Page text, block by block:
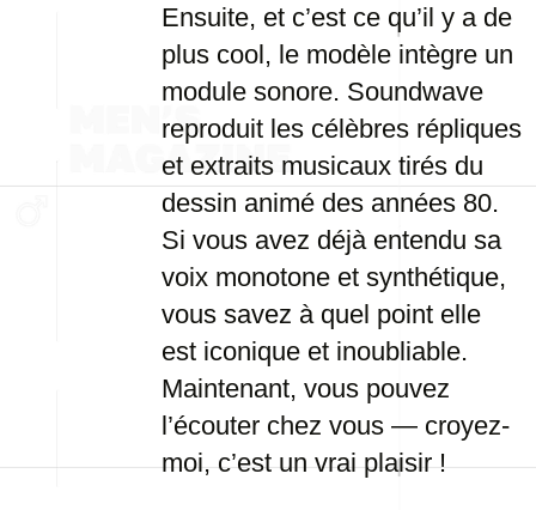
Ensuite, et c’est ce qu’il y a de
plus cool, le modèle intègre un
module sonore. Soundwave
reproduit les célèbres répliques
et extraits musicaux tirés du
dessin animé des années 80.
Si vous avez déjà entendu sa
voix monotone et synthétique,
vous savez à quel point elle
est iconique et inoubliable.
Maintenant, vous pouvez
l’écouter chez vous — croyez-
moi, c’est un vrai plaisir !